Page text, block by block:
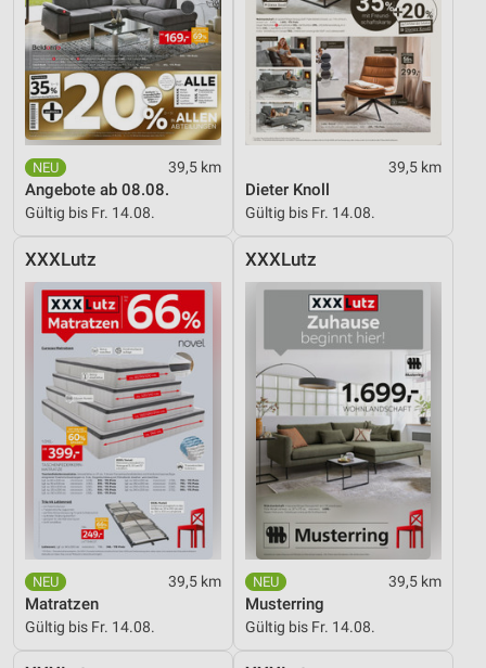
39,5 km
Angebote ab 08.08.
Gültig bis Fr. 14.08.
39,5 km
Dieter Knoll
Gültig bis Fr. 14.08.
XXXLutz
39,5 km
Matratzen
Gültig bis Fr. 14.08.
XXXLutz
39,5 km
Musterring
Gültig bis Fr. 14.08.